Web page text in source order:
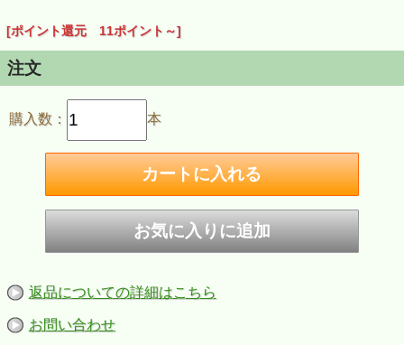
ばき、さざんか
[ポイント還元 11ポイント～]
注文
購入数： 本
返品についての詳細はこちら
お問い合わせ